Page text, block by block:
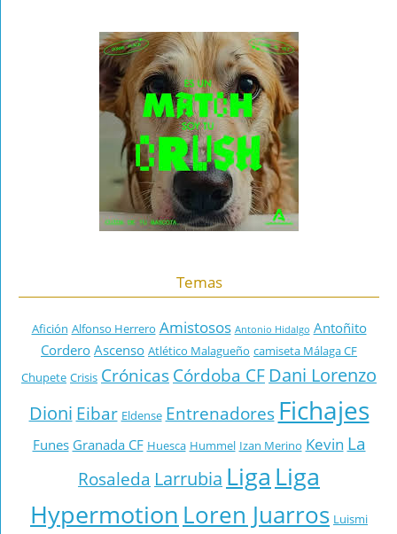
Temas
Afición Alfonso Herrero Amistosos Antonio Hidalgo Antoñito
CorderoAscenso Atlético Malagueño camiseta Málaga CF
Chupete Crisis Crónicas Córdoba CF Dani Lorenzo
Dioni Eibar Eldense Entrenadores Fichajes
Funes Granada CF Huesca Hummel Izan Merino Kevin La
Rosaleda Larrubia Liga Liga
Hypermotion Loren Juarros Luismi